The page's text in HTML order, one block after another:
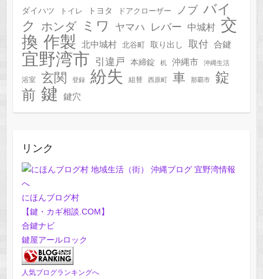
ダイハツ
トイレ トヨタ ドアクローザー ノブ バイ
ク
ホンダ ミワ ヤマハ レバー 中城村 交
換 作製 北中城村 北谷町 取り出し 取付 合鍵
宜野湾市 引違戸 本締錠 机 沖縄市 沖縄生活
浴室 玄関 登録 紛失 組替 西原町 車 那覇市
錠
前 鍵 鍵穴
リンク
にほんブログ村
【鍵・カギ相談.COM】
合鍵ナビ
鍵屋アールロック
人気ブログランキングへ